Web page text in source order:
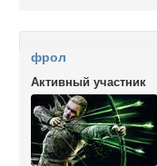
фрол
Активный участник